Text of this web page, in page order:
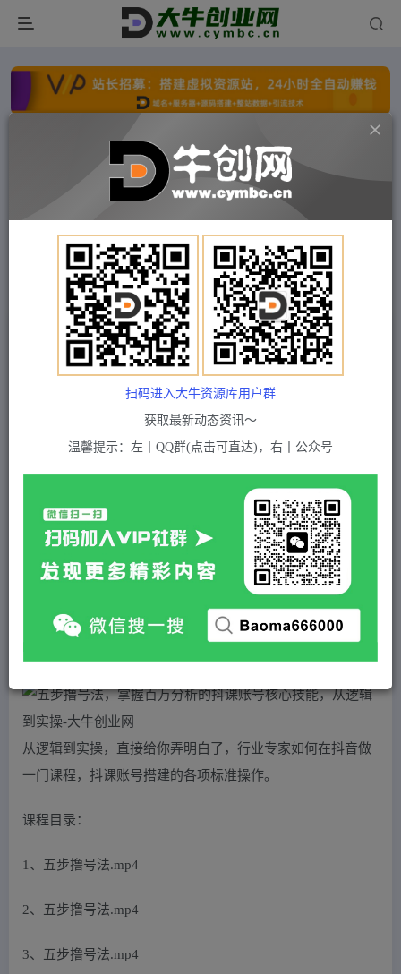
点击开通分站+ 每日收入300+
文字广告火爆招租 文字广告火爆招租
文字广告火爆招租
文字广告火爆招租 文字广告火爆招租
付费项目 冒泡网 正文
五步撸号法，掌握百万分析的抖课账号核心技能，
从逻辑到实操
5 积分
黄金会员 2 超级会员(永久VIP) 免费
站长QQ：1970819299
付费资源
从逻辑到实操，直接给你弄明白了，行业专家如何在抖音做
一门课程，抖课账号搭建的各项标准操作。
课程目录：
1、五步撸号法.mp4
2、五步撸号法.mp4
3、五步撸号法.mp4
扫码进入大牛资源库用户群
获取最新动态资讯～
温馨提示：左丨QQ群(点击可直达)，右丨公众号